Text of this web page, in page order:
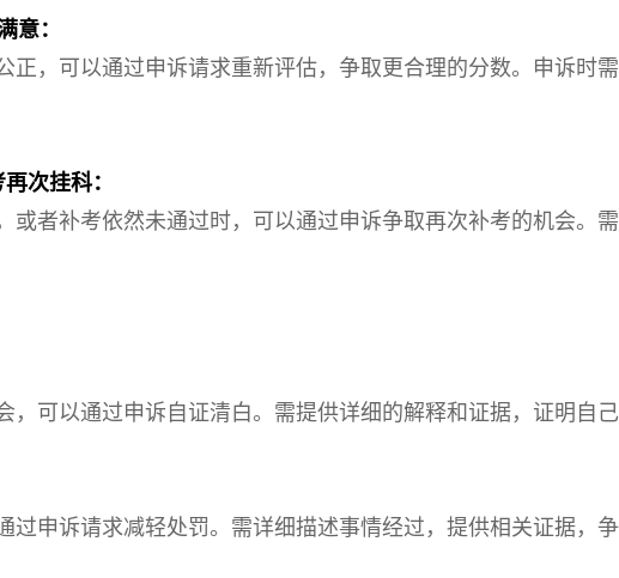
意：
正，可以通过申诉请求重新评估，争取更合理的分数。申诉时
次挂科：
或者补考依然未通过时，可以通过申诉争取再次补考的机会。
，可以通过申诉自证清白。需提供详细的解释和证据，证明自
过申诉请求减轻处罚。需详细描述事情经过，提供相关证据，